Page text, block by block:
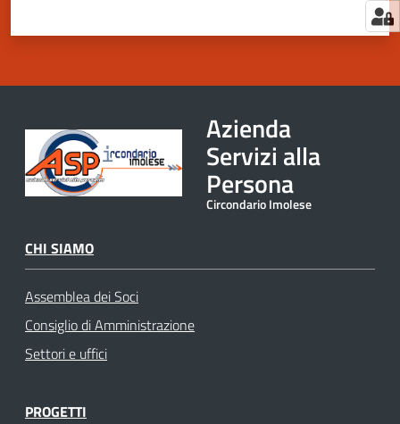
Azienda
Servizi alla
Persona
Circondario Imolese
CHI SIAMO
Assemblea dei Soci
Consiglio di Amministrazione
Settori e uffici
PROGETTI